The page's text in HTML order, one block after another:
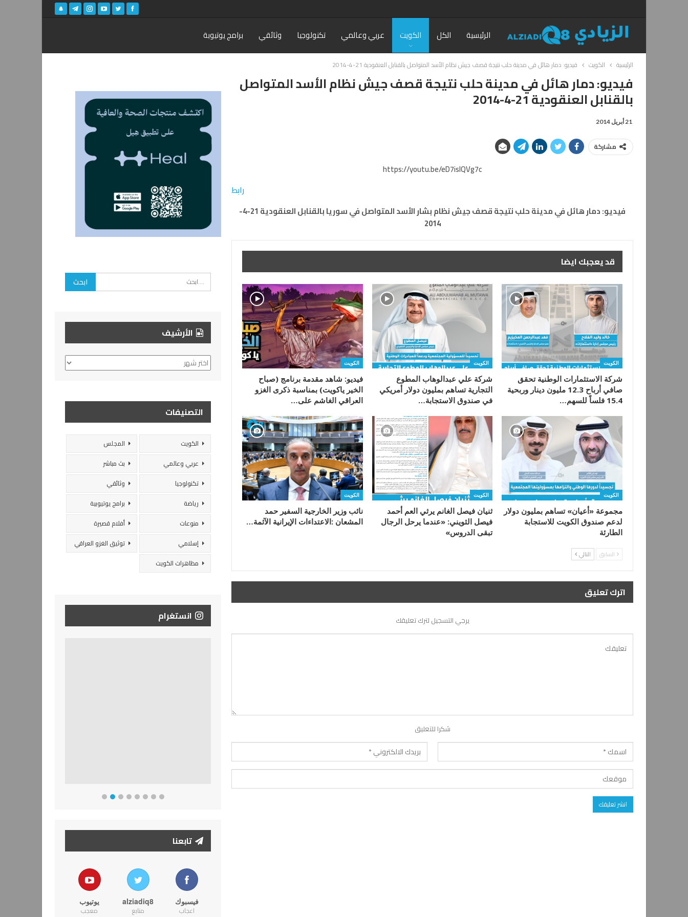
الرئيسية الكل الكويت عربي وعالمي تكنولوجيا وثائقي برامج يوتيوبة
الرئيسية الكويت فيديو: دمار هائل في مدينة حلب نتيجة قصف جيش نظام الأسد المتواصل بالقنابل العنقودية 21-4-2014
فيديو: دمار هائل في مدينة حلب نتيجة قصف جيش نظام الأسد المتواصل
بالقنابل العنقودية 21-4-2014
21 أبريل 2014
مشاركة
https://youtu.be/eD7islQVg7c
رابط
فيديو: دمار هائل في مدينة حلب نتيجة قصف جيش نظام بشار الأسد المتواصل في سوريا بالقنابل العنقودية 21-4-
2014
قد يعجبك ايضا
الكويت
شركة الاستثمارات الوطنية تحقق
صافي أرباح 12.3 مليون دينار وربحية
15.4 فلساً للسهم…
الكويت
شركة علي عبدالوهاب المطوع
التجارية تساهم بمليون دولار أمريكي
في صندوق الاستجابة…
الكويت
فيديو: شاهد مقدمة برنامج (صباح
الخير ياكويت) بمناسبة ذكرى الغزو
العراقي الغاشم على…
الكويت
مجموعة «أعيان» تساهم بمليون دولار
لدعم صندوق الكويت للاستجابة
الطارئة
الكويت
ثنيان فيصل الغانم يرثي العم أحمد
فيصل الثويني: «عندما يرحل الرجال
تبقى الدروس»
الكويت
‬المشعان‭: ‬الاعتداءات‭ ‬الإيرانية‭ ‬الآثمة‭…
السابق التالي
اترك تعليق
يرجي التسجيل لترك تعليقك
شكرا للتعليق
الأرشيف
الأرشيف
التصنيفات
الكويت
المجلس
عربي وعالمي
بث مباشر
تكنولوجيا
وثائقي
رياضة
برامج يوتيوبية
منوعات
أفلام قصيرة
إسلامي
توثيق الغزو العراقي
مظاهرات الكويت
انستغرام
تابعنا
فيسبوك
اعجاب
alziadiq8
متابع
يوتيوب
معجب